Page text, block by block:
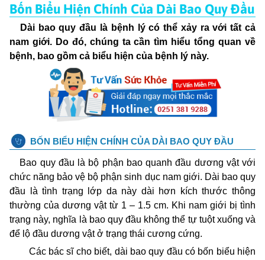
Bốn Biểu Hiện Chính Của Dài Bao Quy Đầu
Dài bao quy đầu là bệnh lý có thể xảy ra với tất cả
nam giới. Do đó, chúng ta cần tìm hiểu tổng quan về
bệnh, bao gồm cả biểu hiện của bệnh lý này.
BỐN BIỂU HIỆN CHÍNH CỦA DÀI BAO QUY ĐẦU
Bao quy đầu là bộ phận bao quanh đầu dương vật với
chức năng bảo vệ bộ phận sinh dục nam giới. Dài bao quy
đầu là tình trạng lớp da này dài hơn kích thước thông
thường của dương vật từ 1 – 1.5 cm. Khi nam giới bị tình
trạng này, nghĩa là bao quy đầu không thể tự tuột xuống và
để lộ đầu dương vật ở trạng thái cương cứng.
Các bác sĩ cho biết, dài bao quy đầu có bốn biểu hiện